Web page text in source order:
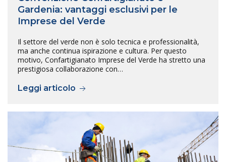
Gardenia: vantaggi esclusivi per le
Imprese del Verde
Il settore del verde non è solo tecnica e professionalità,
ma anche continua ispirazione e cultura. Per questo
motivo, Confartigianato Imprese del Verde ha stretto una
prestigiosa collaborazione con…
Leggi articolo